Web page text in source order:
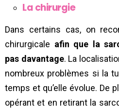
La chirurgie
Dans certains cas, on
chirurgicale afin que la
pas davantage. La
nombreux problèmes si la
temps et qu’elle évolue. De
opérant et en retirant la